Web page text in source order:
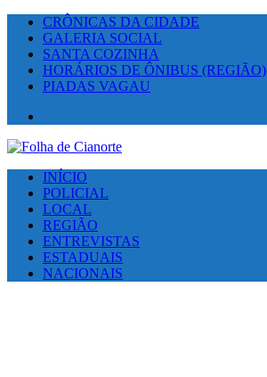
CRÔNICAS DA CIDADE
GALERIA SOCIAL
SANTA COZINHA
HORÁRIOS DE ÔNIBUS (REGIÃO)
PIADAS VAGAU
INÍCIO
POLICIAL
LOCAL
REGIÃO
ENTREVISTAS
ESTADUAIS
NACIONAIS